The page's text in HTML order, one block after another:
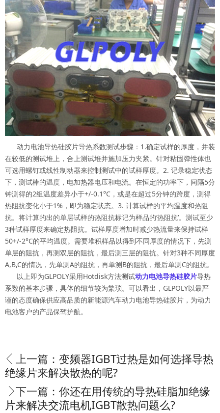
动力电池导热硅胶片导热系数测试步骤：1.确定试样的厚度，并装
在较低的测试堆上，合上测试堆并施加压力夹紧。针对粘固弹性体也
可选用螺钉或线性制动器来控制测试中的试样厚度。2. 记录稳定状态
下，测试棒的温度，电加热器电压和电流。在恒定的功率下，间隔5分
钟测得的2组温度差异小于+/-0.1°C，或是在超过5分钟的跨度，测得
热阻抗变化小于1%，即为稳定状态。3. 计算试样的平均温度和热阻
抗。将计算的出的单层试样的热阻抗标记为样品的‘热阻抗’。测试至少
3种试样厚度来确定热阻抗。试样厚度增加时减少热流量来保持试样
50+/-2°C的平均温度。需要堆积样品以得到不同厚度的情况下，先测
单层的阻抗，再测双层的阻抗，最后测三层的阻抗。针对3种不同厚度
A,B,C的情况，先单测A的阻抗，再单测B的阻抗，最后单测C的阻抗。
以上即为GLPOLY采用Hotdisk方法测试动力电池导热硅胶片导热
系数的基本步骤，具体的细节较为繁琐。可以看出，GLPOLY以最严
谨的态度确保供应高品质的新能源汽车动力电池导热硅胶片，为动力
电池客户的产品保驾护航。
上一篇： 变频器IGBT过热是如何选择导热
绝缘片来解决散热的呢?
下一篇： 你还在用传统的导热硅脂加绝缘
片来解决交流电机IGBT散热问题么?